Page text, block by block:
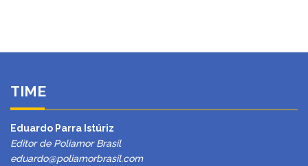
TIME
Eduardo Parra Istúriz
Editor de Poliamor Brasil
eduardo@poliamorbrasil.com